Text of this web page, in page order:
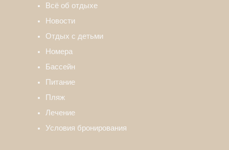
Всё об отдыхе
Новости
Отдых с детьми
Номера
Бассейн
Питание
Пляж
Лечение
Условия бронирования